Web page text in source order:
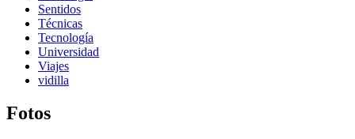
Sentidos
Técnicas
Tecnología
Universidad
Viajes
vidilla
Fotos